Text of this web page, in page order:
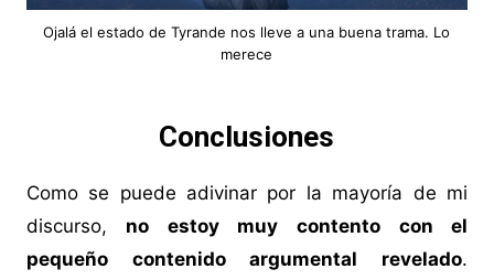
Ojalá el estado de Tyrande nos lleve a una buena trama. Lo
merece
Conclusiones
Como se puede adivinar por la mayoría de mi
discurso, no estoy muy contento con el
pequeño contenido argumental revelado.